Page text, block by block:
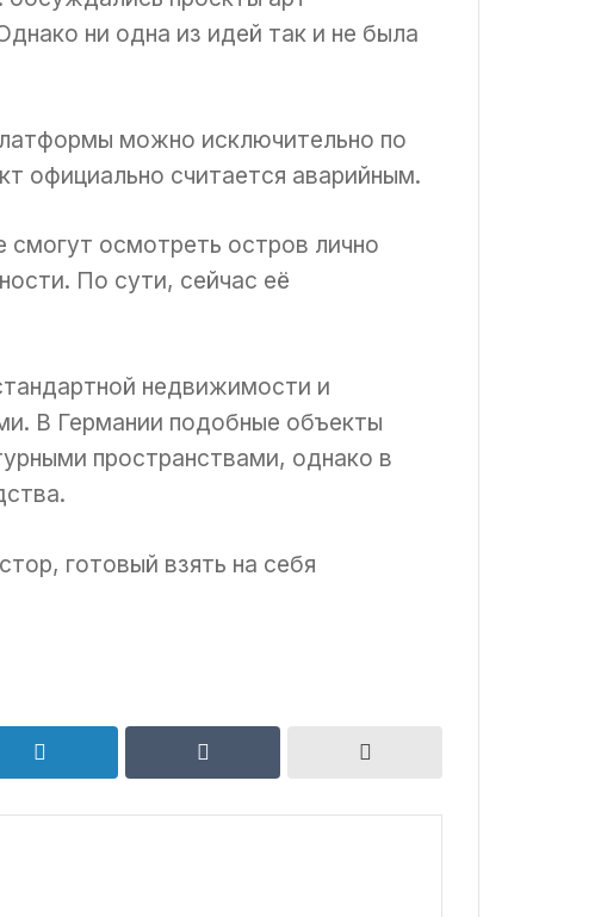
ни одна из идей так и не была
можно исключительно по
официально считается аварийным.
смогут осмотреть остров лично
По сути, сейчас её
недвижимости и
В Германии подобные объекты
пространствами, однако в
готовый взять на себя